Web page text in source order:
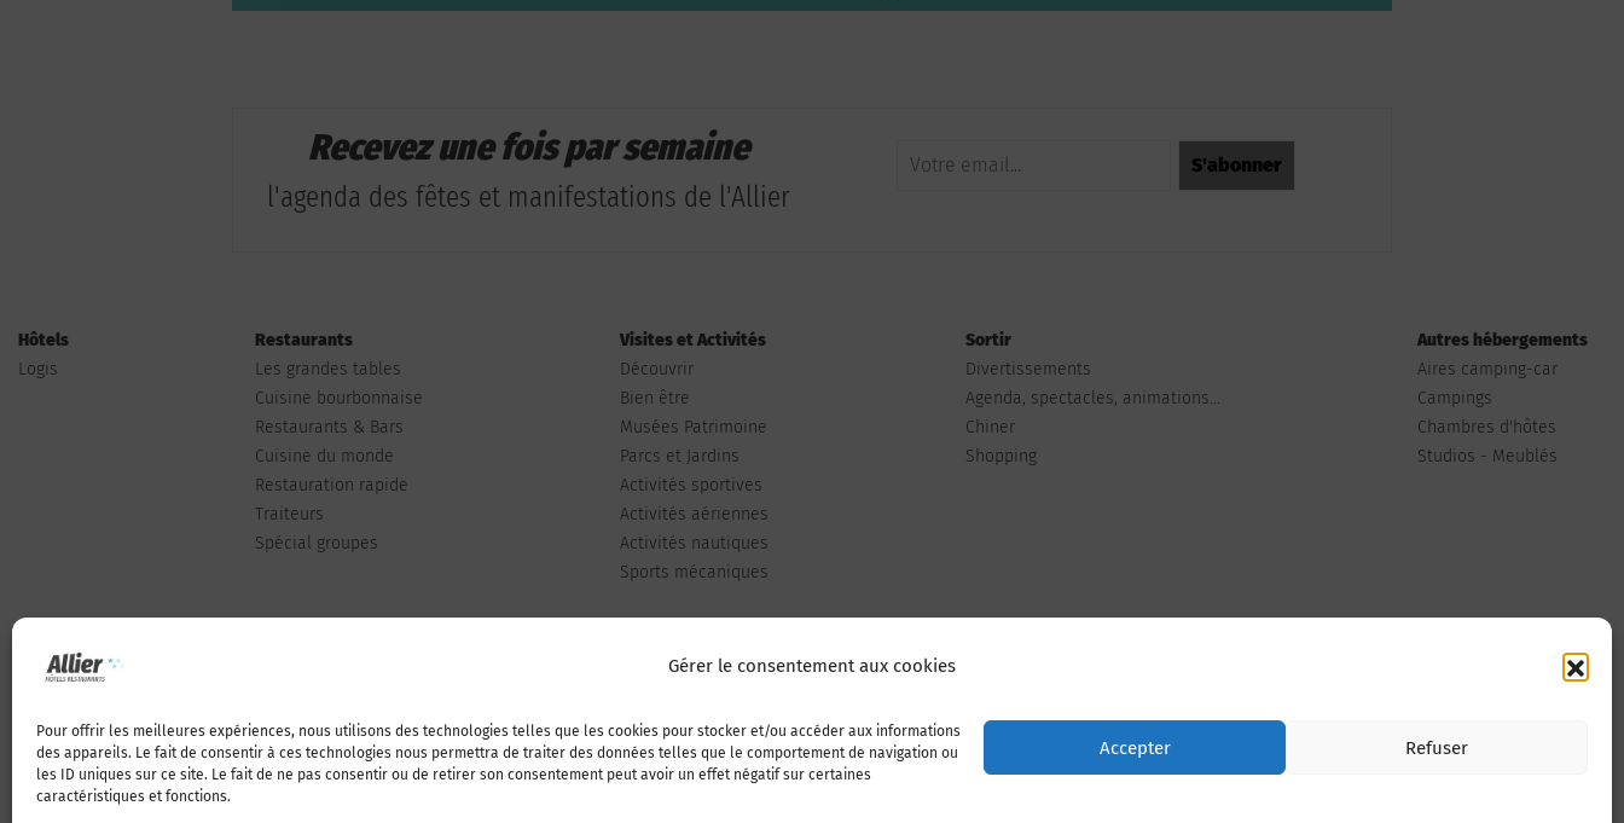
Gérer le consentement aux cookies
Pour offrir les meilleures expériences, nous utilisons des technologies telles que les cookies pour stocker et/ou accéder aux informations
des appareils. Le fait de consentir à ces technologies nous permettra de traiter des données telles que le comportement de navigation ou
les ID uniques sur ce site. Le fait de ne pas consentir ou de retirer son consentement peut avoir un effet négatif sur certaines
caractéristiques et fonctions.
Accepter Refuser
Recevez une fois par semaine
l'agenda des fêtes et manifestations de l'Allier
Hôtels
Logis
Restaurants
Les grandes tables
Cuisine bourbonnaise
Restaurants & Bars
Cuisine du monde
Restauration rapide
Traiteurs
Spécial groupes
Visites et Activités
Découvrir
Bien être
Musées Patrimoine
Parcs et Jardins
Activités sportives
Activités aériennes
Activités nautiques
Sports mécaniques
Sortir
Divertissements
Agenda, spectacles, animations...
Chiner
Shopping
Autres hébergements
Aires camping-car
Campings
Chambres d'hôtes
Studios - Meublés
Qui sommes-nous Publiez votre annonce Adhérer à l’association Nous contacter